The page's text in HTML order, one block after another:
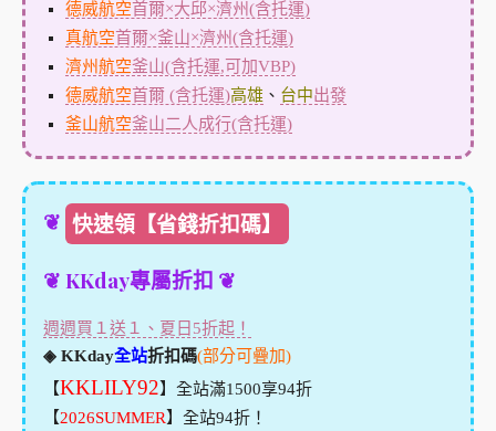
德威航空首爾×大邱×濟州(含托運)
真航空首爾×釜山×濟州(含托運)
濟州航空釜山(含托運,可加VBP)
德威航空首爾 (含托運)高雄 、 台中出發
釜山航空釜山二人成行(含托運)
❦ 快速領【省錢折扣碼】
❦ KKday專屬折扣 ❦
週週買１送１、夏日5折起！
◈ KKday全站折扣碼(部分可疊加)
【KKLILY92】全站滿1500享94折
【2026SUMMER】全站94折！